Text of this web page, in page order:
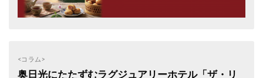
<コラム>
奥日光にたたずむラグジュアリーホテル「ザ・リ